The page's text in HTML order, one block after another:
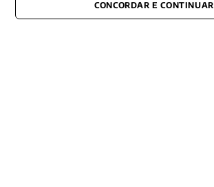
CONECTE-SE CONOSCOCONCORDAR E CONTINUAR